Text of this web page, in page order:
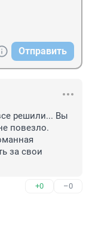
Отправить
решили... Вы
повезло.
за свои
+0 –0